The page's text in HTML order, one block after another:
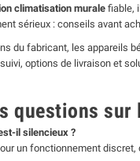
climatisation muralefiable,
sérieux : conseils avant
du fabricant, les appareils
suivi, options de livraison et
questions
il silencieux ?
un fonctionnement